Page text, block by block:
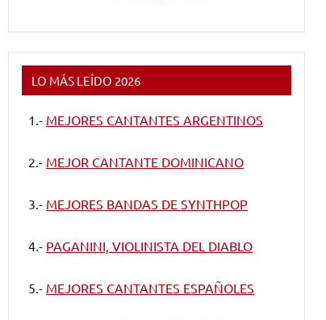
LO MÁS LEÍDO 2026
1.- MEJORES CANTANTES ARGENTINOS
2.- MEJOR CANTANTE DOMINICANO
3.- MEJORES BANDAS DE SYNTHPOP
4.- PAGANINI, VIOLINISTA DEL DIABLO
5.- MEJORES CANTANTES ESPAÑOLES